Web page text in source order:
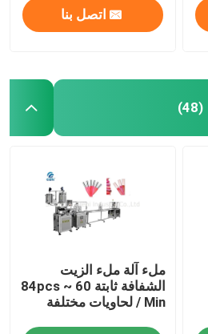
اتصل بنا
(48)
ملء آلة ملء الزيت
الشفافة ثابتة 60 ~ 84pcs
/ Min لحاويات مختلفة